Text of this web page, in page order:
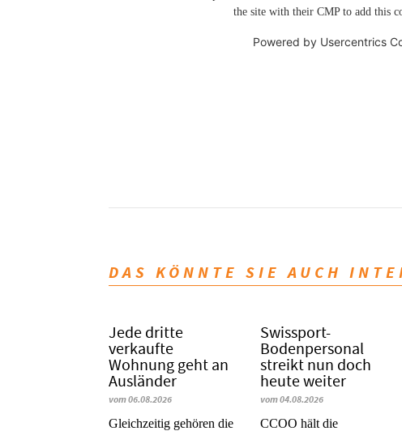
the site with their CMP to add this
Powered by Usercentrics
DAS KÖNNTE SIE AUCH
Jede dritte
verkaufte
Wohnung geht an
Ausländer
vom 06.08.2026
Gleichzeitig gehören die
Swissport-
Bodenpersonal
streikt nun doch
heute weiter
vom 04.08.2026
CCOO hält die